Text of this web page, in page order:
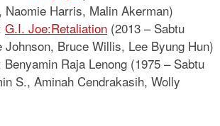
Naomie Harris, Malin Akerman)
G.I. Joe:Retaliation (2013 – Sabtu
Johnson, Bruce Willis, Lee Byung Hun)
Benyamin Raja Lenong (1975 – Sabtu
S., Aminah Cendrakasih, Wolly